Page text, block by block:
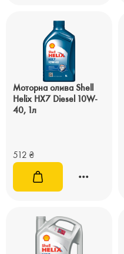
Моторна олива Shell
Helix HX7 Diesel 10W-
40, 1л
512 ₴